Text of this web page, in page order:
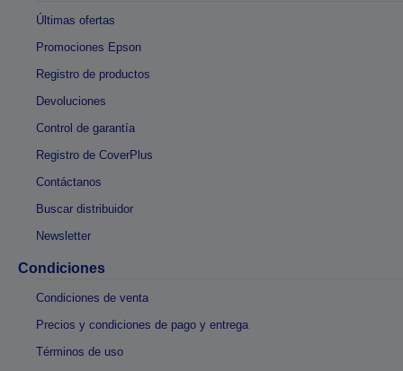
Últimas ofertas
Promociones Epson
Registro de productos
Devoluciones
Control de garantía
Registro de CoverPlus
Contáctanos
Buscar distribuidor
Newsletter
Condiciones
Condiciones de venta
Precios y condiciones de pago y entrega
Términos de uso